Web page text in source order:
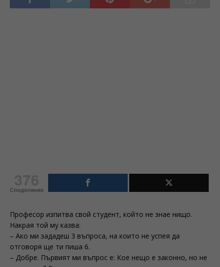
Споделяния
Професор изпитва свой студент, който не знае нищо.
Накрая той му казва:
– Ако ми зададеш 3 въпроса, на които не успея да
отговоря ще ти пиша 6.
– Добре. Първият ми въпрос е: Кое нещо е законно, но не